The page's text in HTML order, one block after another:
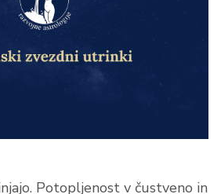
Potopljenost v čustveno in